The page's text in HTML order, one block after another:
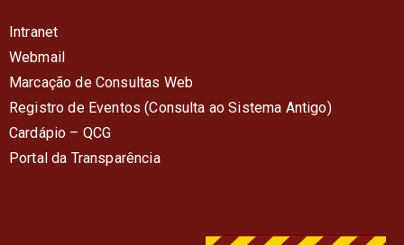
Intranet
Webmail
Marcação de Consultas Web
Registro de Eventos (Consulta ao Sistema Antigo)
Cardápio – QCG
Portal da Transparência